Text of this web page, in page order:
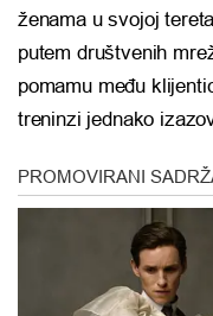
ženama u svojoj
putem društvenih
pomamu među
treninzi jednako